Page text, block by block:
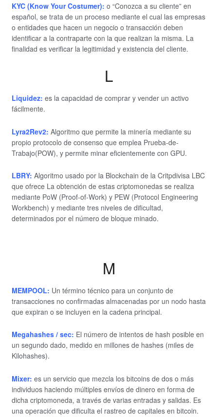
KYC (Know Your Costumer): o “Conozca a su cliente” en
español, se trata de un proceso mediante el cual las empresas
o entidades que hacen un negocio o transacción deben
identificar a la contraparte con la que realizan la misma. La
finalidad es verificar la legitimidad y existencia del cliente.
L
Liquidez: es la capacidad de comprar y vender un activo
fácilmente.
Lyra2Rev2: Algoritmo que permite la minería mediante su
propio protocolo de consenso que emplea Prueba-de-
Trabajo(POW), y permite minar eficientemente con GPU.
LBRY: Algoritmo usado por la Blockchain de la Critpdivisa LBC
que ofrece La obtención de estas criptomonedas se realiza
mediante PoW (Proof-of-Work) y PEW (Protocol Engineering
Workbench) y mediante tres niveles de dificultad,
determinados por el número de bloque minado.
M
MEMPOOL: Un término técnico para un conjunto de
transacciones no confirmadas almacenadas por un nodo hasta
que expiran o se incluyen en la cadena principal.
Megahashes / sec: El número de intentos de hash posible en
un segundo dado, medido en millones de hashes (miles de
Kilohashes).
Mixer: es un servicio que mezcla los bitcoins de dos o más
individuos haciendo múltiples envíos de dinero en forma de
dicha criptomoneda, a través de varias entradas y salidas. Es
una operación que dificulta el rastreo de capitales en bitcoin.